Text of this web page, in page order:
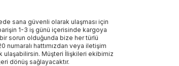
sana güvenli olarak ulaşması için
1-3 iş günü içerisinde kargoya
sorun olduğunda bize her türlü
numaralı hattımızdan veya iletişim
ulaşabilirsin. Müşteri İlişkileri ekibimiz
dönüş sağlayacaktır.